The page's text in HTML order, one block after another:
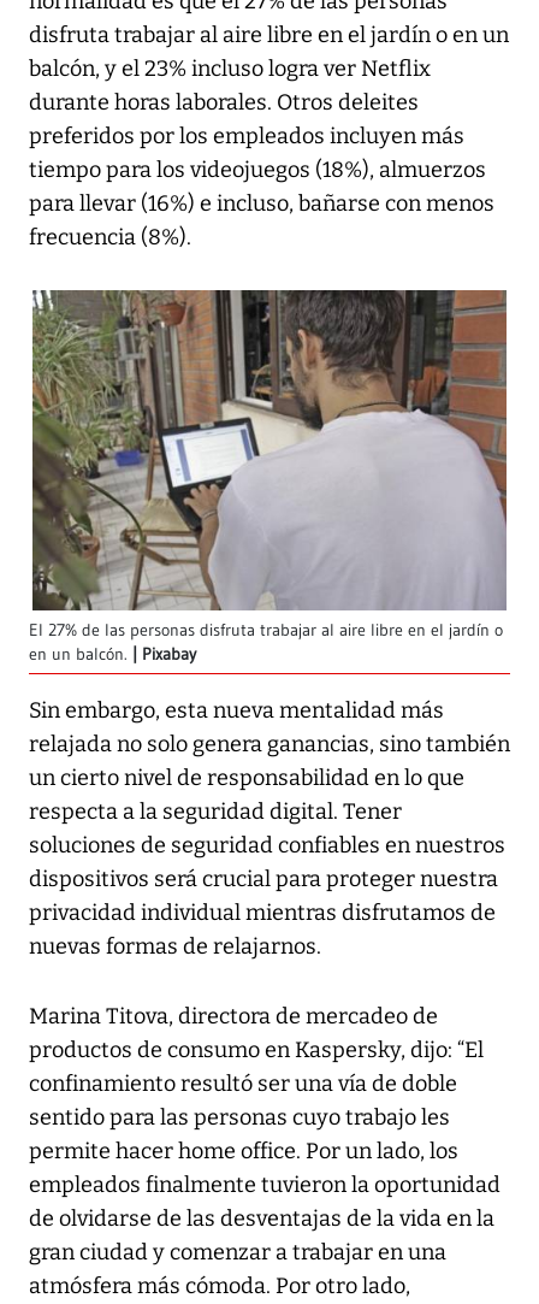
disfruta trabajar al aire libre en el jardín o en un
balcón, y el 23% incluso logra ver Netflix
durante horas laborales. Otros deleites
preferidos por los empleados incluyen más
tiempo para los videojuegos (18%), almuerzos
para llevar (16%) e incluso, bañarse con menos
frecuencia (8%).
El 27% de las personas disfruta trabajar al aire libre en el jardín o
en un balcón.
Pixabay
Sin embargo, esta nueva mentalidad más
relajada no solo genera ganancias, sino también
un cierto nivel de responsabilidad en lo que
respecta a la seguridad digital. Tener
soluciones de seguridad confiables en nuestros
dispositivos será crucial para proteger nuestra
privacidad individual mientras disfrutamos de
nuevas formas de relajarnos.
Marina Titova, directora de mercadeo de
productos de consumo en Kaspersky, dijo: “El
confinamiento resultó ser una vía de doble
sentido para las personas cuyo trabajo les
permite hacer home office. Por un lado, los
empleados finalmente tuvieron la oportunidad
de olvidarse de las desventajas de la vida en la
gran ciudad y comenzar a trabajar en una
atmósfera más cómoda. Por otro lado,